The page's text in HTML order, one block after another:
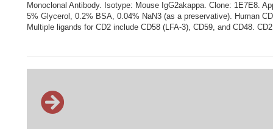
Monoclonal Antibody. Isotype: Mouse IgG2akappa. Clone: 1E7E8.
5% Glycerol, 0.2% BSA, 0.04% NaN3 (as a preservative). Human
Multiple ligands for CD2 include CD58 (LFA-3), CD59, and CD48.